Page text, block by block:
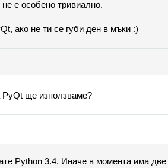
е особено тривиално.
ако не ти се губи ден в мъки :)
PyQt ще използваме?
Python 3.4. Иначе в момента има